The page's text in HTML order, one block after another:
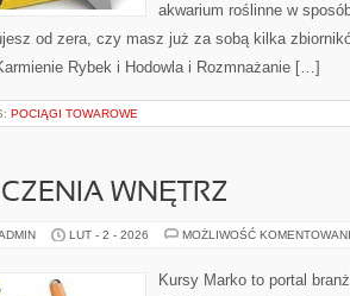
akwarium roślinne w
od zera, czy masz już za sobą kilka
Rybek i Hodowla i Rozmnażanie […]
POCIĄGI TOWAROWE
WNĘTRZ
LUT - 2 - 2026 MOŻLIWOŚĆ
Kursy Marko to portal